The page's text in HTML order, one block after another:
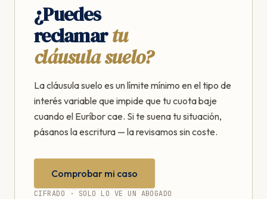
¿Puedes
reclamartu
cláusula suelo?
La cláusula suelo es un límite mínimo en el tipo de
interés variable que impide que tu cuota baje
cuando el Euríbor cae. Si te suena tu situación,
pásanos la escritura — la revisamos sin coste.
Comprobar mi caso
CIFRADO · SOLO LO VE UN ABOGADO